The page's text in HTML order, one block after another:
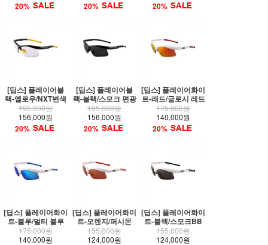
20% 20% 20%
[딥스] 플레이어블
랙-옐로우/NXT변색
195,000원
156,000원
20%
[딥스] 플레이어블
랙-블랙/스모크 편광
195,000원
156,000원
20%
[딥스] 플레이어화이
트-레드/글로시 레드
175,000원
140,000원
20%
[딥스] 플레이어화이
트-블루/멀티 블루
175,000원
140,000원
[딥스] 플레이어화이
트-오렌지/퍼시몬
155,000원
124,000원
[딥스] 플레이어화이
트-블랙/스모크BB
155,000원
124,000원